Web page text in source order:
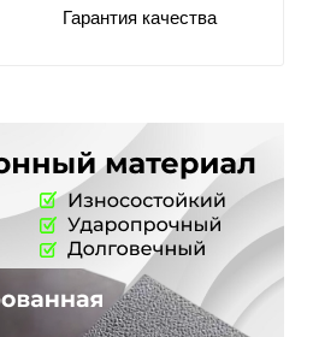
Гарантия качества